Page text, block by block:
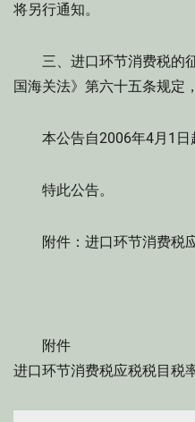
将另行通知。
三、进口环节消费税的征
国海关法》第六十五条规定
本公告自2006年4月1日
特此公告。
附件：进口环节消费税
附件
进口环节消费税应税税目税